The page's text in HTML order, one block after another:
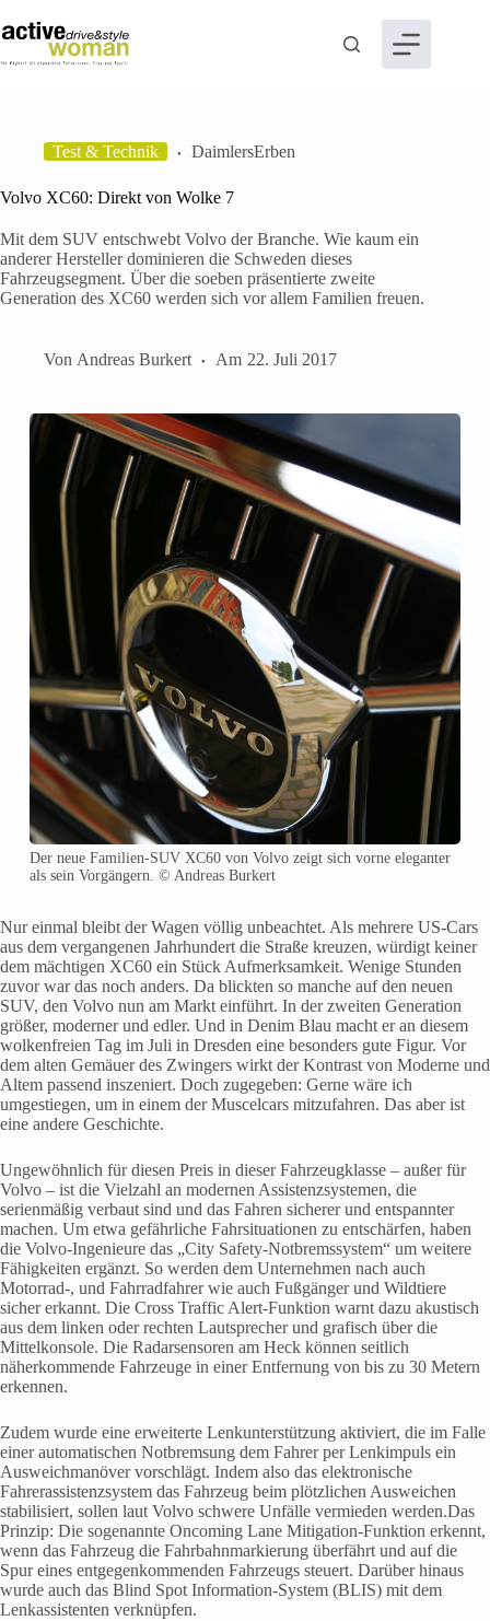
Inhalt
springen
Test & Technik DaimlersErben
Volvo XC60: Direkt von Wolke 7
Mit dem SUV entschwebt Volvo der Branche. Wie kaum ein
anderer Hersteller dominieren die Schweden dieses
Fahrzeugsegment. Über die soeben präsentierte zweite
Generation des XC60 werden sich vor allem Familien freuen.
Von Andreas Burkert Am 22. Juli 2017
Der neue Familien-SUV XC60 von Volvo zeigt sich vorne eleganter
als sein Vorgängern. © Andreas Burkert
Nur einmal bleibt der Wagen völlig unbeachtet. Als mehrere US-Cars
aus dem vergangenen Jahrhundert die Straße kreuzen, würdigt keiner
dem mächtigen XC60 ein Stück Aufmerksamkeit. Wenige Stunden
zuvor war das noch anders. Da blickten so manche auf den neuen
SUV, den Volvo nun am Markt einführt. In der zweiten Generation
größer, moderner und edler. Und in Denim Blau macht er an diesem
wolkenfreien Tag im Juli in Dresden eine besonders gute Figur. Vor
dem alten Gemäuer des Zwingers wirkt der Kontrast von Moderne und
Altem passend inszeniert. Doch zugegeben: Gerne wäre ich
umgestiegen, um in einem der Muscelcars mitzufahren. Das aber ist
eine andere Geschichte.
Ungewöhnlich für diesen Preis in dieser Fahrzeugklasse – außer für
Volvo – ist die Vielzahl an modernen Assistenzsystemen, die
serienmäßig verbaut sind und das Fahren sicherer und entspannter
machen. Um etwa gefährliche Fahrsituationen zu entschärfen, haben
die Volvo-Ingenieure das „City Safety-Notbremssystem“ um weitere
Fähigkeiten ergänzt. So werden dem Unternehmen nach auch
Motorrad-, und Fahrradfahrer wie auch Fußgänger und Wildtiere
sicher erkannt. Die Cross Traffic Alert-Funktion warnt dazu akustisch
aus dem linken oder rechten Lautsprecher und grafisch über die
Mittelkonsole. Die Radarsensoren am Heck können seitlich
näherkommende Fahrzeuge in einer Entfernung von bis zu 30 Metern
erkennen.
Zudem wurde eine erweiterte Lenkunterstützung aktiviert, die im Falle
einer automatischen Notbremsung dem Fahrer per Lenkimpuls ein
Ausweichmanöver vorschlägt. Indem also das elektronische
Fahrerassistenzsystem das Fahrzeug beim plötzlichen Ausweichen
stabilisiert, sollen laut Volvo schwere Unfälle vermieden werden.Das
Prinzip: Die sogenannte Oncoming Lane Mitigation-Funktion erkennt,
wenn das Fahrzeug die Fahrbahnmarkierung überfährt und auf die
Spur eines entgegenkommenden Fahrzeugs steuert. Darüber hinaus
wurde auch das Blind Spot Information-System (BLIS) mit dem
Lenkassistenten verknüpfen.